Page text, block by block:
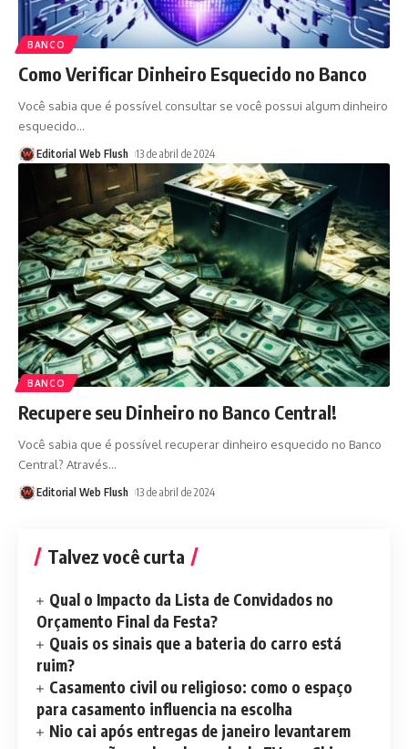
BANCO
Como Verificar Dinheiro Esquecido no Banco
Você sabia que é possível consultar se você possui algum dinheiro
esquecido…
Editorial Web Flush 13 de abril de 2024
BANCO
Recupere seu Dinheiro no Banco Central!
Você sabia que é possível recuperar dinheiro esquecido no Banco
Central? Através…
Editorial Web Flush 13 de abril de 2024
Talvez você curta
Qual o Impacto da Lista de Convidados no
Orçamento Final da Festa?
Quais os sinais que a bateria do carro está
ruim?
Casamento civil ou religioso: como o espaço
para casamento influencia na escolha
Nio cai após entregas de janeiro levantarem